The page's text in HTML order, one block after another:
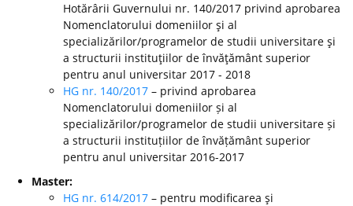
Hotărârii Guvernului nr. 140/2017 privind aprobarea
Nomenclatorului domeniilor şi al
specializărilor/programelor de studii universitare şi
a structurii instituţiilor de învăţământ superior
pentru anul universitar 2017 - 2018
HG nr. 140/2017 – privind aprobarea
Nomenclatorului domeniilor și al
specializărilor/programelor de studii universitare și
a structurii instituțiilor de învățământ superior
pentru anul universitar 2016-2017
Master:
HG nr. 614/2017 – pentru modificarea şi